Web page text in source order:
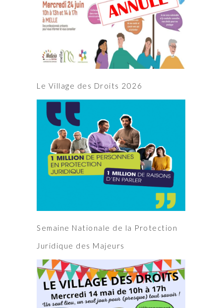
Le Village des Droits 2026
Semaine Nationale de la Protection
Juridique des Majeurs